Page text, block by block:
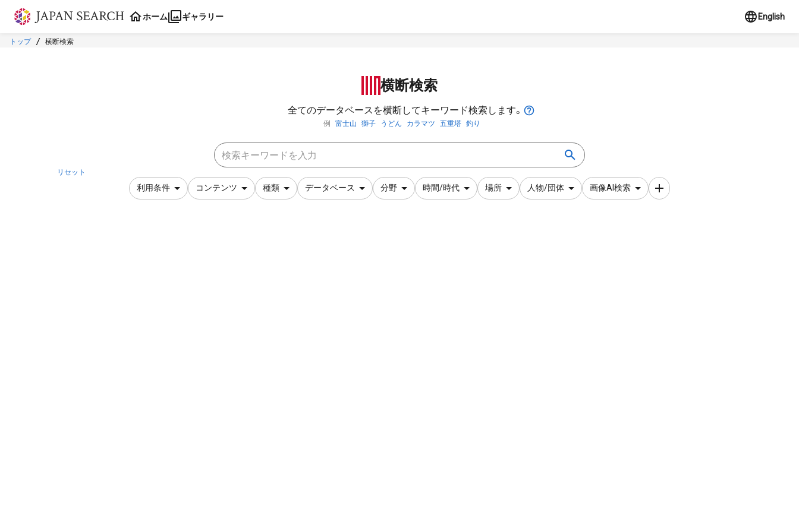
本文に飛ぶ
ホーム ギャラリー English
トップ 横断検索
横断検索
全てのデータベースを横断してキーワード検索します。
例 富士山 獅子 うどん カラマツ 五重塔 釣り
リセット
利用条件 コンテンツ 種類 データベース 分野 時間/時代 場所 人物/団体 画像AI検索